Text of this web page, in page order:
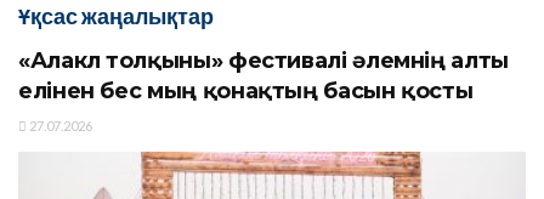
Ұқсас жаңалықтар
«Алакөл толқыны» фестивалі әлемнің алты
елінен бес мың қонақтың басын қосты
27.07.2026